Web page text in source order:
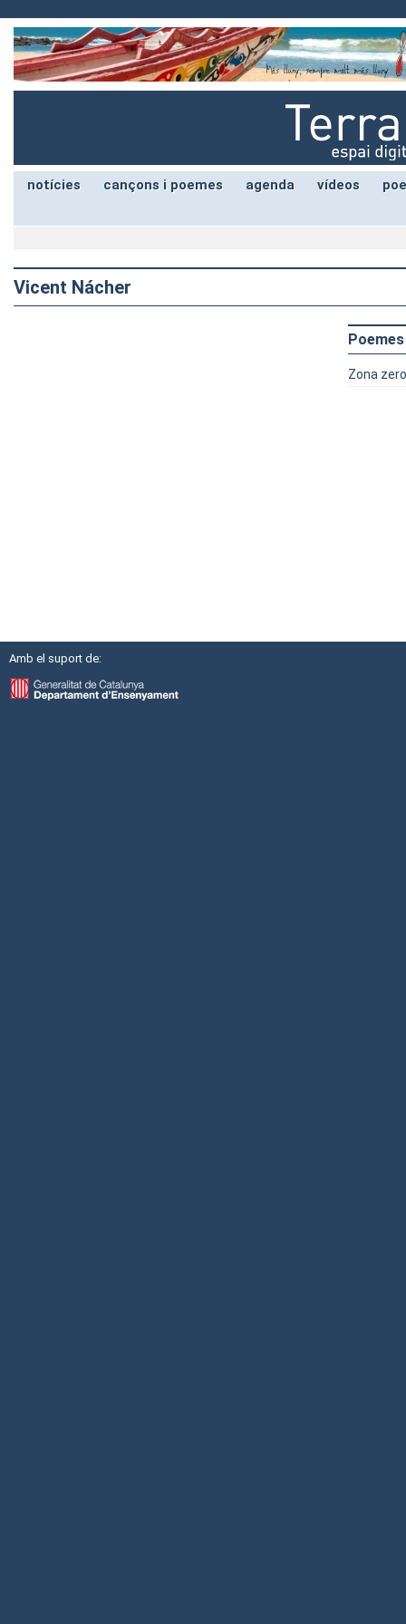
notícies cançons i poemes agenda vídeos
Vicent Nácher
Poemes
Zona zero
Amb el suport de: